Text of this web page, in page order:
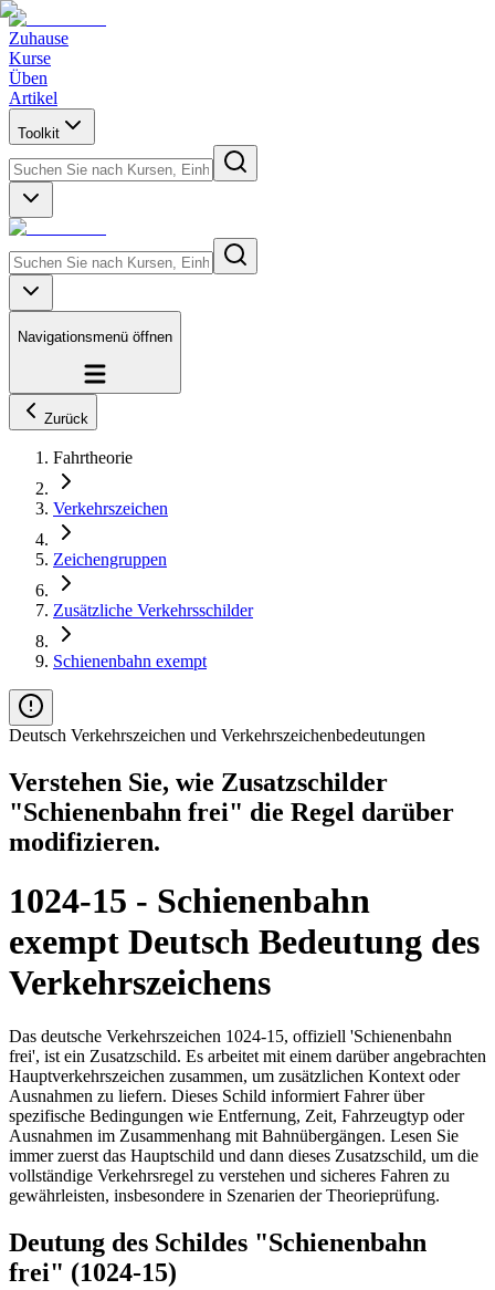
Zuhause
Kurse
Üben
Artikel
Toolkit
Navigationsmenü öffnen
Zurück
Fahrtheorie
Verkehrszeichen
Zeichengruppen
Zusätzliche Verkehrsschilder
Schienenbahn exempt
Deutsch Verkehrszeichen und Verkehrszeichenbedeutungen
Verstehen Sie, wie Zusatzschilder
"Schienenbahn frei" die Regel darüber
modifizieren.
1024-15 - Schienenbahn
exempt Deutsch Bedeutung des
Verkehrszeichens
Das deutsche Verkehrszeichen 1024-15, offiziell 'Schienenbahn
frei', ist ein Zusatzschild. Es arbeitet mit einem darüber angebrachten
Hauptverkehrszeichen zusammen, um zusätzlichen Kontext oder
Ausnahmen zu liefern. Dieses Schild informiert Fahrer über
spezifische Bedingungen wie Entfernung, Zeit, Fahrzeugtyp oder
Ausnahmen im Zusammenhang mit Bahnübergängen. Lesen Sie
immer zuerst das Hauptschild und dann dieses Zusatzschild, um die
vollständige Verkehrsregel zu verstehen und sicheres Fahren zu
gewährleisten, insbesondere in Szenarien der Theorieprüfung.
Deutung des Schildes "Schienenbahn
frei" (1024-15)